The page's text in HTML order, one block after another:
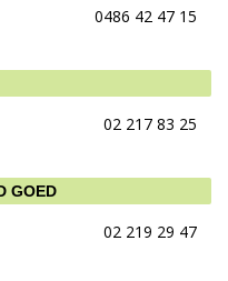
0486 42 47 15
02 217 83 25
GOED
02 219 29 47